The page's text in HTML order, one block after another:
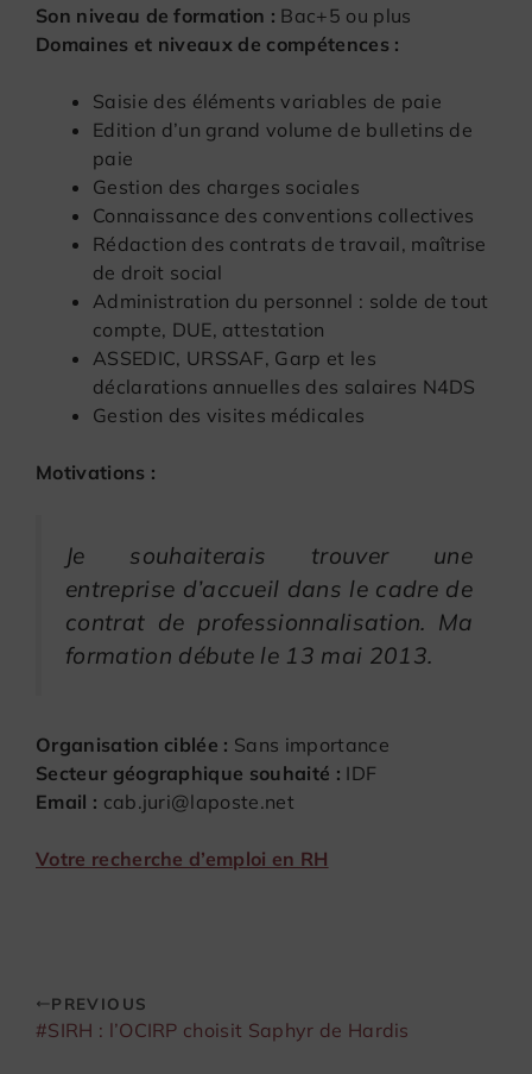
Son niveau de formation : Bac+5 ou plus
Domaines et niveaux de compétences :
Saisie des éléments variables de paie
Edition d’un grand volume de bulletins de
paie
Gestion des charges sociales
Connaissance des conventions collectives
Rédaction des contrats de travail, maîtrise
de droit social
Administration du personnel : solde de tout
compte, DUE, attestation
ASSEDIC, URSSAF, Garp et les
déclarations annuelles des salaires N4DS
Gestion des visites médicales
Motivations :
Je souhaiterais trouver une
entreprise d’accueil dans le cadre de
contrat de professionnalisation. Ma
formation débute le 13 mai 2013.
Organisation ciblée : Sans importance
Secteur géographique souhaité : IDF
Email : cab.juri@laposte.net
Votre recherche d’emploi en RH
PREVIOUS
#SIRH : l’OCIRP choisit Saphyr de Hardis